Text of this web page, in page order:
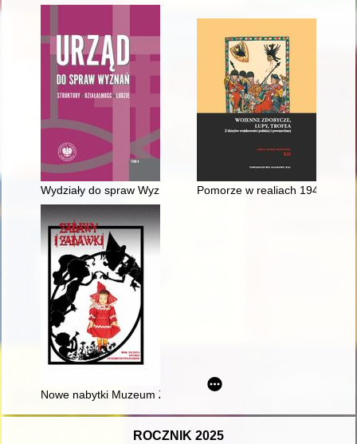
Wydziały do spraw Wyznań w Koninie i Lesznie w latach
Pomorze w realiach 1945 roku
Nowe nabytki Muzeum Zabawek i Zabawy
ROCZNIK 2025